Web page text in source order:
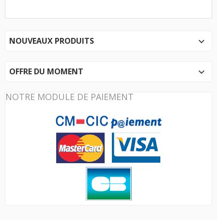
NOUVEAUX PRODUITS 
OFFRE DU MOMENT 
NOTRE MODULE DE PAIEMENT